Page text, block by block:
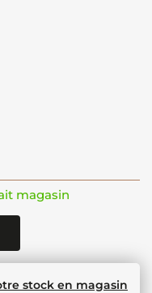
magasin
stock en magasin